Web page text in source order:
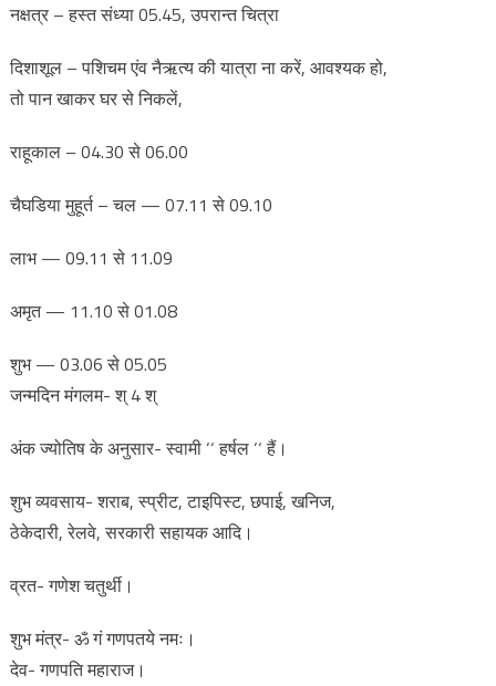
नक्षत्र – हस्त संध्या 05.45, उपरान्त चित्रा
दिशाशूल – पशिचम एंव नैऋत्य की यात्रा ना करें, आवश्यक हो,
तो पान खाकर घर से निकलें,
राहूकाल – 04.30 से 06.00
चैघडिया मुहूर्त – चल — 07.11 से 09.10
लाभ — 09.11 से 11.09
अमृत — 11.10 से 01.08
शुभ — 03.06 से 05.05
जन्मदिन मंगलम- श् 4 श्
अंक ज्योतिष के अनुसार- स्वामी ‘‘ हर्षल ‘‘ हैं।
शुभ व्यवसाय- शराब, स्प्रीट, टाइपिस्ट, छपाई, खनिज,
ठेकेदारी, रेलवे, सरकारी सहायक आदि।
व्रत- गणेश चतुर्थी।
शुभ मंत्र- ॐ गं गणपतये नमः।
देव- गणपति महाराज।